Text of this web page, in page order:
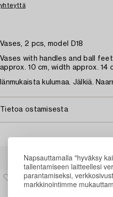
Napsauttamalla "hyväksy
tallentamiseen laitteellesi
parantamiseksi,
markkinointimme
yhteyttä
Vases, 2 pcs, model D18
Vases with handles and ball
approx. 10 cm, width approx. 14
Iänmukaista kulumaa. Jälkiä.
Tietoa ostamisesta